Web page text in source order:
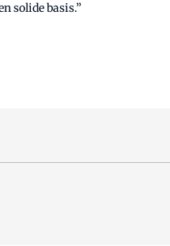
solide basis.”